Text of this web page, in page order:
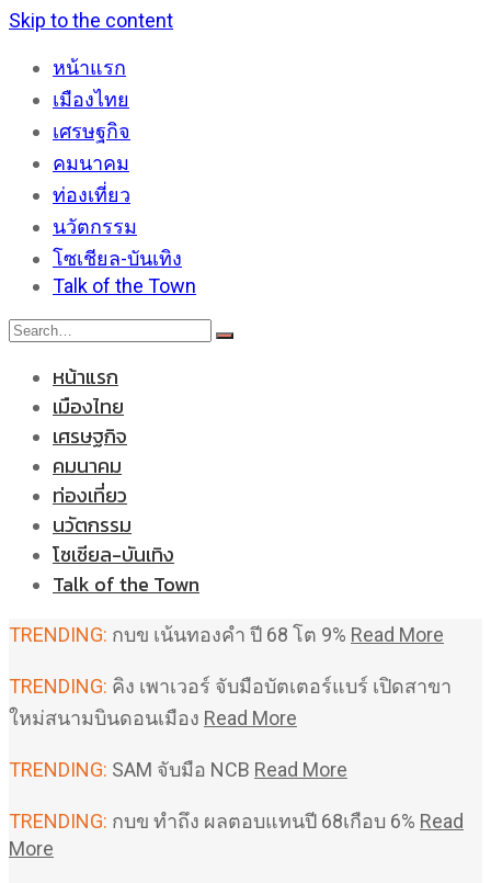
Skip to the content
หน้าแรก
เมืองไทย
เศรษฐกิจ
คมนาคม
ท่องเที่ยว
นวัตกรรม
โซเชียล-บันเทิง
Talk of the Town
หน้าแรก
เมืองไทย
เศรษฐกิจ
คมนาคม
ท่องเที่ยว
นวัตกรรม
โซเชียล-บันเทิง
Talk of the Town
TRENDING: กบข เน้นทองคำ ปี 68 โต 9% Read More
TRENDING: คิง เพาเวอร์ จับมือบัตเตอร์แบร์ เปิดสาขา
ใหม่สนามบินดอนเมือง Read More
TRENDING: SAM จับมือ NCB Read More
TRENDING: กบข ทำถึง ผลตอบแทนปี 68เกือบ 6% Read
More